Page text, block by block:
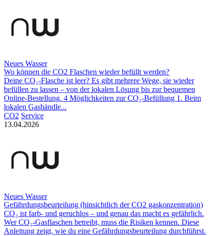
Neues Wasser
Wo können die CO2 Flaschen wieder befüllt werden?
Deine CO₂-Flasche ist leer? Es gibt mehrere Wege, sie wieder
befüllen zu lassen – von der lokalen Lösung bis zur bequemen
Online-Bestellung. 4 Möglichkeiten zur CO₂-Befüllung 1. Beim
lokalen Gashändle...
CO2 Service
13.04.2026
Neues Wasser
Gefährdungsbeurteilung (hinsichtlich der CO2 gaskonzentration)
CO₂ ist farb- und geruchlos – und genau das macht es gefährlich.
Wer CO₂-Gasflaschen betreibt, muss die Risiken kennen. Diese
Anleitung zeigt, wie du eine Gefährdungsbeurteilung durchführst.